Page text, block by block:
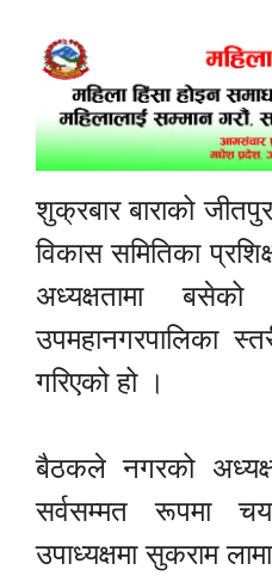
शुक्रबार बाराको
विकास समितिका
अध्यक्षतामा
उपमहानगरपालिका
गरिएको हो ।
बैठकले नगरको
सर्वसम्मत रूपमा
उपाध्यक्षमा सुकराम